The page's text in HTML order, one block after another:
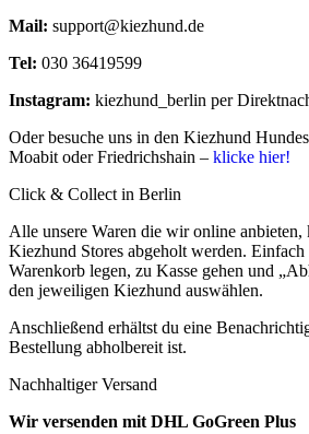
Mail: support@kiezhund.de
Tel: 030 36419599
Instagram: kiezhund_berlin per
Oder besuche uns in den Kiezhund
Moabit oder Friedrichshain – klicke hier!
Click & Collect in Berlin
Alle unsere Waren die wir online
Kiezhund Stores abgeholt werden.
Warenkorb legen, zu Kasse gehen und
den jeweiligen Kiezhund auswählen.
Anschließend erhältst du eine
Bestellung abholbereit ist.
Nachhaltiger Versand
Wir versenden mit DHL GoGreen Plus